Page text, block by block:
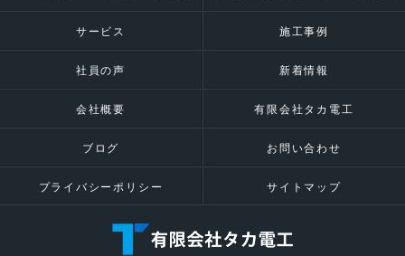
サービス 施工事例
社員の声 新着情報
会社概要 有限会社タカ電工
ブログ お問い合わせ
プライバシーポリシー サイトマップ